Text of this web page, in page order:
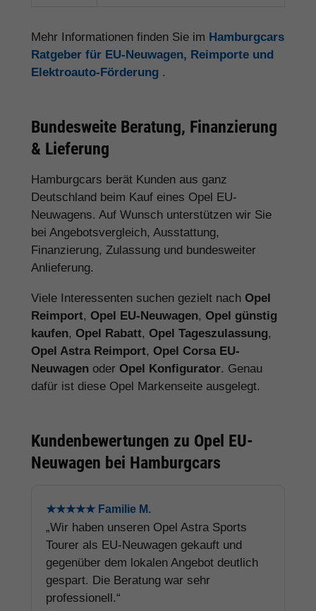
Mehr Informationen finden Sie im Hamburgcars
Ratgeber für EU-Neuwagen, Reimporte und
Elektroauto-Förderung .
Bundesweite Beratung, Finanzierung
& Lieferung
Hamburgcars berät Kunden aus ganz
Deutschland beim Kauf eines Opel EU-
Neuwagens. Auf Wunsch unterstützen wir Sie
bei Angebotsvergleich, Ausstattung,
Finanzierung, Zulassung und bundesweiter
Anlieferung.
Viele Interessenten suchen gezielt nach Opel
Reimport, Opel EU-Neuwagen, Opel günstig
kaufen, Opel Rabatt, Opel Tageszulassung,
Opel Astra Reimport, Opel Corsa EU-
Neuwagen oder Opel Konfigurator. Genau
dafür ist diese Opel Markenseite ausgelegt.
Kundenbewertungen zu Opel EU-
Neuwagen bei Hamburgcars
★★★★★ Familie M.
„Wir haben unseren Opel Astra Sports
Tourer als EU-Neuwagen gekauft und
gegenüber dem lokalen Angebot deutlich
gespart. Die Beratung war sehr
professionell.“